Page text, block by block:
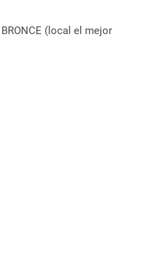
(local el mejor